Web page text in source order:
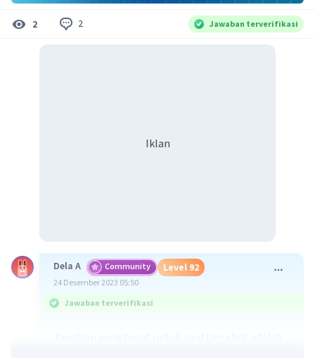
2 2 Jawaban terverifikasi
Iklan
Dela A Community Level 92
24 Desember 2023 05:50
Jawaban terverifikasi